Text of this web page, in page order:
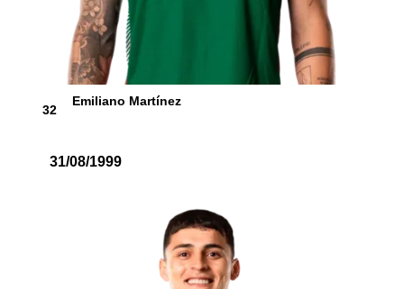
32
Emiliano Martínez
31/08/1999